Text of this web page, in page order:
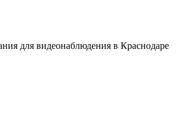
для видеонаблюдения в Краснодаре